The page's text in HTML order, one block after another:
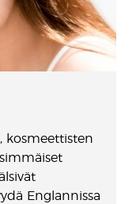
kosmeettisten
Englannissa